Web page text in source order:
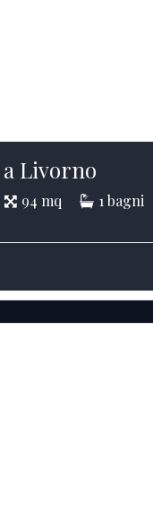
Livorno
94 mq
1 bagni